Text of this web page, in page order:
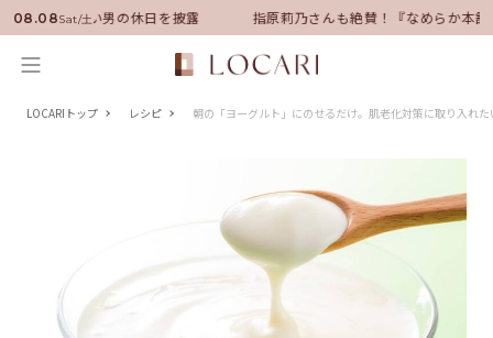
08.08Sat/土
に就任！いい男の休日を披露 指原莉乃さんも絶賛！『なめらか本舗
LOCARIトップ レシピ 朝の「ヨーグルト」にのせるだけ。肌老化対策に取り入れ